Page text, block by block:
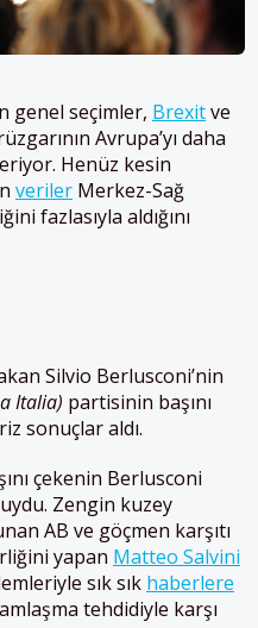
genel seçimler, Brexitve
Avrupa’yı daha
Henüz kesin
veriler Merkez-Sağ
fazlasıyla aldığını
Silvio Berlusconi’nin
Italia) partisinin başını
sonuçlar aldı.
çekenin Berlusconi
Zengin kuzey
AB ve göçmen karşıtı
yapan Matteo Salvini
sık sık haberlere
tehdidiyle karşı